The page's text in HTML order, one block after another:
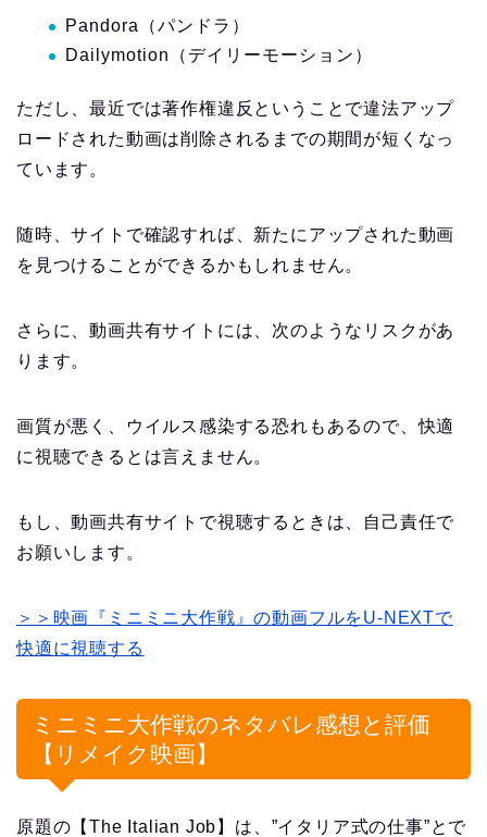
Pandora（パンドラ）
Dailymotion（デイリーモーション）
ただし、最近では著作権違反ということで違法アップ
ロードされた動画は削除されるまでの期間が短くなっ
ています。
随時、サイトで確認すれば、新たにアップされた動画
を見つけることができるかもしれません。
さらに、動画共有サイトには、次のようなリスクがあ
ります。
画質が悪く、ウイルス感染する恐れもあるので、快適
に視聴できるとは言えません。
もし、動画共有サイトで視聴するときは、自己責任で
お願いします。
＞＞映画『ミニミニ大作戦』の動画フルをU-NEXTで
快適に視聴する
ミニミニ大作戦のネタバレ感想と評価
【リメイク映画】
原題の【The Italian Job】は、”イタリア式の仕事”とで